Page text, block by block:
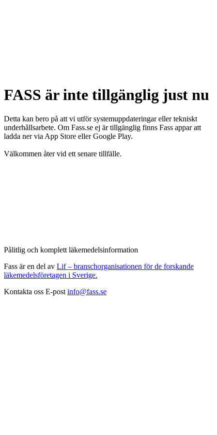
FASS är inte tillgänglig just nu
Detta kan bero på att vi utför systemuppdateringar eller tekniskt
underhållsarbete. Om Fass.se ej är tillgänglig finns Fass appar att
ladda ner via App Store eller Google Play.
Välkommen åter vid ett senare tillfälle.
Pålitlig och komplett läkemedelsinformation
Fass är en del av Lif – branschorganisationen för de forskande
läkemedelsföretagen i Sverige.
Kontakta oss E-post info@fass.se